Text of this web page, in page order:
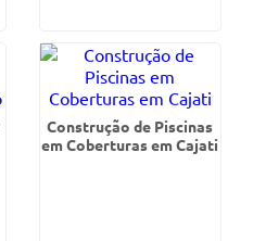
Construção de Piscinas
em Coberturas em Cajati